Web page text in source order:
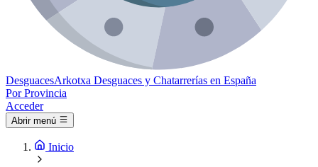
DesguacesArkotxa Desguaces y Chatarrerías en España
Por Provincia
Acceder
Abrir menú
Inicio